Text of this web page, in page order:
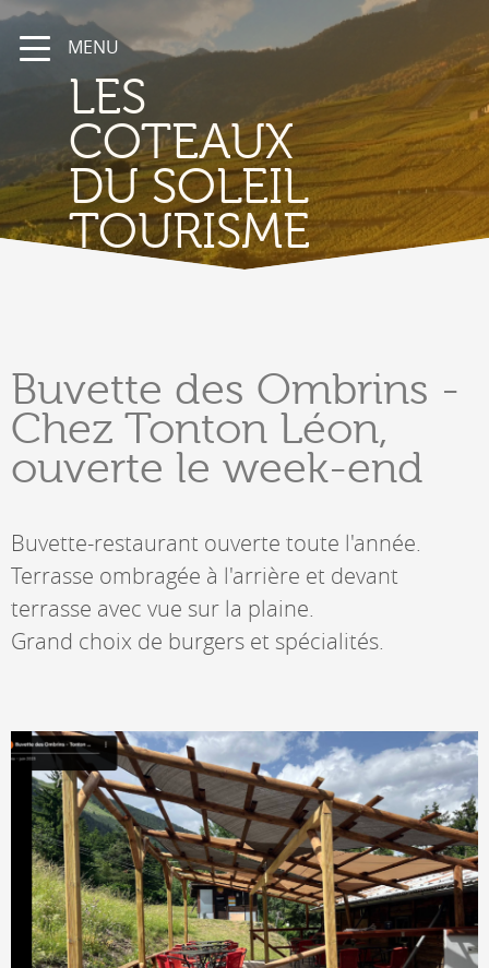
MENU
LES
COTEAUX
DU SOLEIL
TOURISME
Buvette des Ombrins -
Chez Tonton Léon,
ouverte le week-end
Buvette-restaurant ouverte toute l'année.
Terrasse ombragée à l'arrière et devant
terrasse avec vue sur la plaine.
Grand choix de burgers et spécialités.